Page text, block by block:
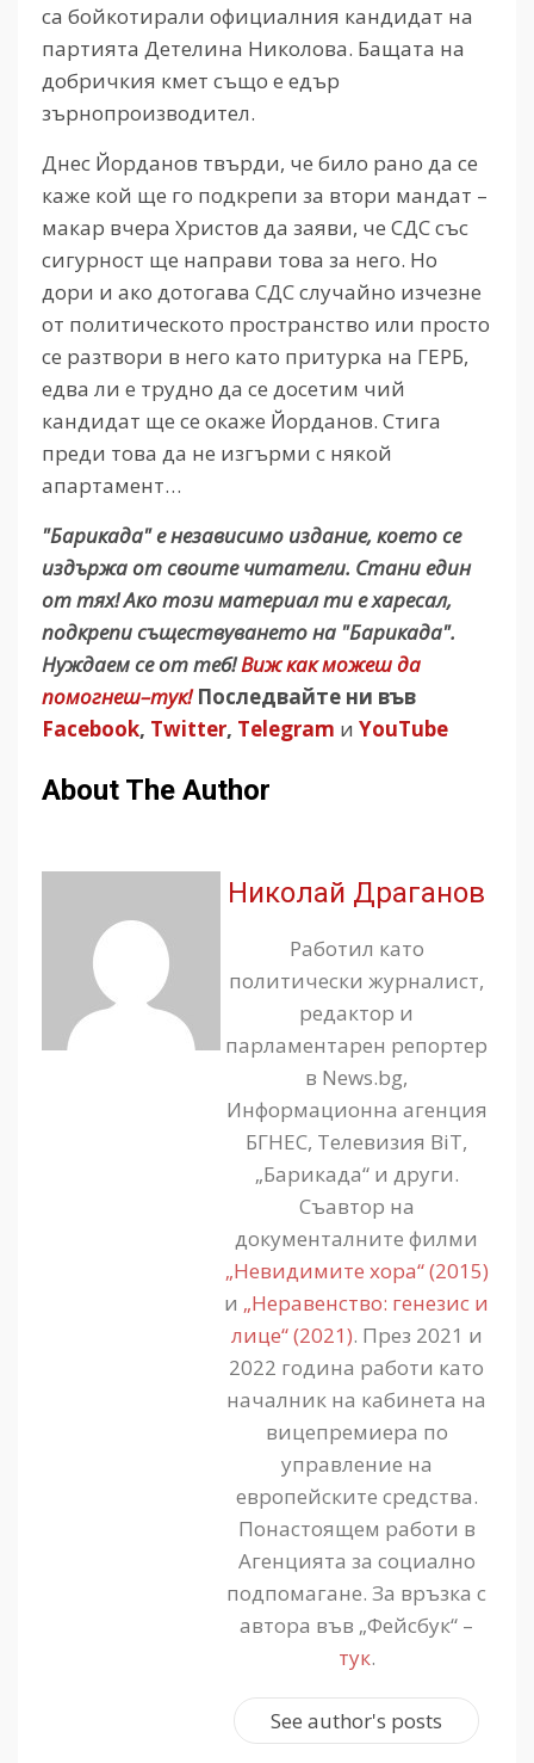
са бойкотирали официалния кандидат на
партията Детелина Николова. Бащата на
добричкия кмет също е едър
зърнопроизводител.
Днес Йорданов твърди, че било рано да се
каже кой ще го подкрепи за втори мандат –
макар вчера Христов да заяви, че СДС със
сигурност ще направи това за него. Но
дори и ако дотогава СДС случайно изчезне
от политическото пространство или просто
се разтвори в него като притурка на ГЕРБ,
едва ли е трудно да се досетим чий
кандидат ще се окаже Йорданов. Стига
преди това да не изгърми с някой
апартамент…
"Барикада" е независимо издание, което се
издържа от своите читатели. Стани един
от тях! Ако този материал ти е харесал,
подкрепи съществуването на "Барикада".
Нуждаем се от теб!Виж как можеш да
помогнеш–тук! Последвайте ни във
Facebook, Twitter, Telegram и YouTube
About The Author
Николай Драганов
Работил като
политически журналист,
редактор и
парламентарен репортер
в News.bg,
Информационна агенция
БГНЕС, Телевизия BiT,
„Барикада“ и други.
Съавтор на
документалните филми
„Невидимите хора“ (2015)
и „Неравенство: генезис и
лице“ (2021). През 2021 и
2022 година работи като
началник на кабинета на
вицепремиера по
управление на
европейските средства.
Понастоящем работи в
Агенцията за социално
подпомагане. За връзка с
автора във „Фейсбук“ –
тук.
See author's posts